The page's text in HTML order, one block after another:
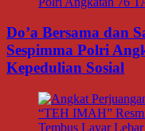
Do’a Bersama dan
Sespimma Polri
Kepedulian Sosial